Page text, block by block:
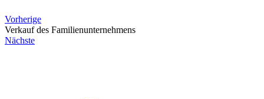
Vorherige
Verkauf des Familienunternehmens
Nächste